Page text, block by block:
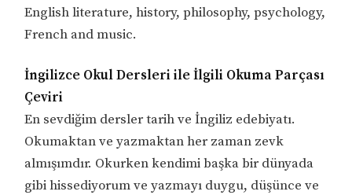
English literature, history, philosophy, psychology,
French and music.
İngilizce Okul Dersleri ile İlgili Okuma Parçası
Çeviri
En sevdiğim dersler tarih ve İngiliz edebiyatı.
Okumaktan ve yazmaktan her zaman zevk
almışımdır. Okurken kendimi başka bir dünyada
gibi hissediyorum ve yazmayı duygu, düşünce ve